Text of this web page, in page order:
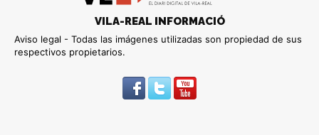
VILA-REAL INFORMACIÓ
Aviso legal - Todas las imágenes utilizadas son propiedad de sus
respectivos propietarios.